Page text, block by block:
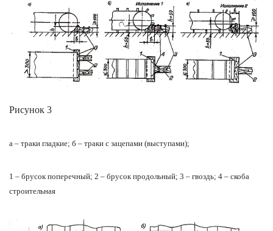
Рисунок 3
а – траки гладкие; б – траки с зацепами (выступами);
1 – брусок поперечный; 2 – брусок продольный; 3 – гвоздь; 4 – скоба
строительная